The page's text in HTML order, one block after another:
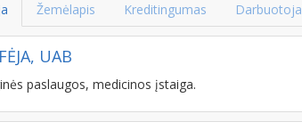
Žemėlapis Kreditingumas
UAB
paslaugos, medicinos įstaiga.